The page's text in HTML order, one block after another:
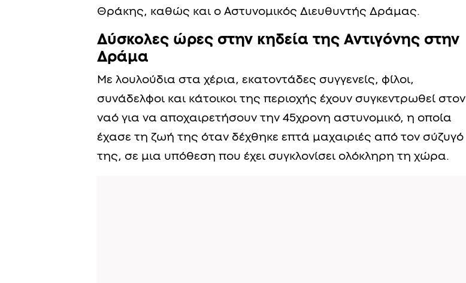
Θράκης, καθώς και ο Αστυνομικός Διευθυντής Δράμας.
Δύσκολες ώρες στην κηδεία της Αντιγόνης στην
Δράμα
Με λουλούδια στα χέρια, εκατοντάδες συγγενείς, φίλοι,
συνάδελφοι και κάτοικοι της περιοχής έχουν συγκεντρωθεί στον
ναό για να αποχαιρετήσουν την 45χρονη αστυνομικό, η οποία
έχασε τη ζωή της όταν δέχθηκε επτά μαχαιριές από τον σύζυγό
της, σε μια υπόθεση που έχει συγκλονίσει ολόκληρη τη χώρα.